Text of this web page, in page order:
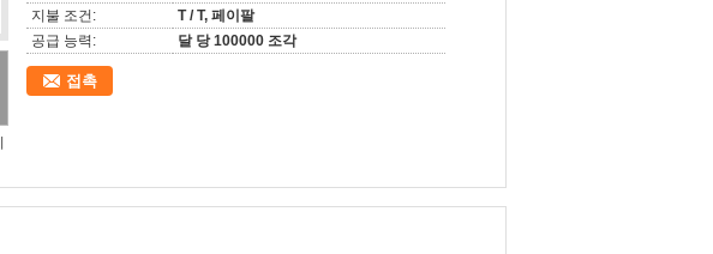
지불 조건:
T / T, 페이팔
공급 능력:
달 당 100000 조각
접촉